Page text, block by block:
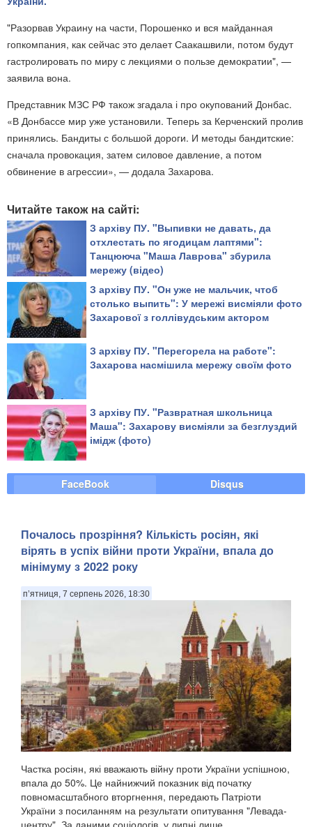
"Разорвав Украину на части, Порошенко и вся майданная
гопкомпания, как сейчас это делает Саакашвили, потом будут
гастролировать по миру с лекциями о пользе демократии", —
заявила вона.
Представник МЗС РФ також згадала і про окупований Донбас.
«В Донбассе мир уже установили. Теперь за Керченский пролив
принялись. Бандиты с большой дороги. И методы бандитские:
сначала провокация, затем силовое давление, а потом
обвинение в агрессии», — додала Захарова.
Читайте також на сайті:
З архіву ПУ. "Выпивки не давать, да
отхлестать по ягодицам лаптями":
Танцююча "Маша Лаврова" збурила
мережу (відео)
З архіву ПУ. "Он уже не мальчик, чтоб
столько выпить": У мережі висміяли фото
Захарової з голлівудським актором
З архіву ПУ. "Перегорела на работе":
Захарова насмішила мережу своїм фото
З архіву ПУ. "Развратная школьница
Маша": Захарову висміяли за безглуздий
імідж (фото)
FaceBook Disqus
Почалось прозріння? Кількість росіян, які
вірять в успіх війни проти України, впала до
мінімуму з 2022 року
п’ятниця, 7 серпень 2026, 18:30
Частка росіян, які вважають війну проти України успішною,
впала до 50%. Це найнижчий показник від початку
повномасштабного вторгнення, передають Патріоти
України з посиланням на результати опитування "Левада-